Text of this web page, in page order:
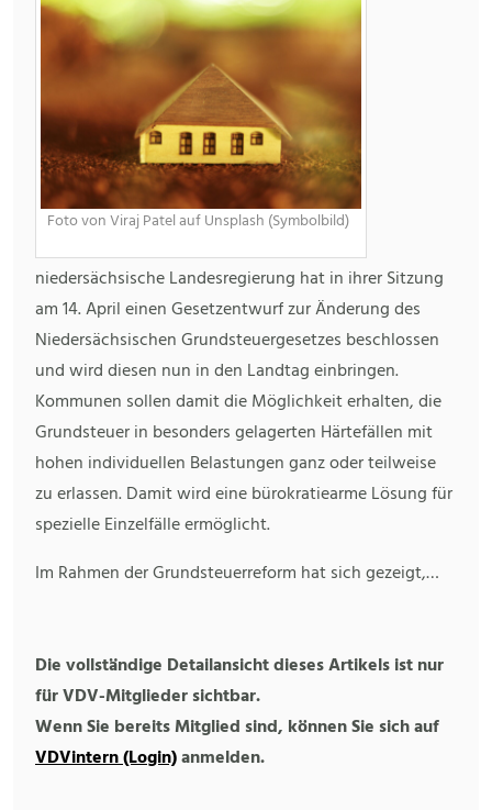
Foto von Viraj Patel auf Unsplash (Symbolbild)
niedersächsische Landesregierung hat in ihrer Sitzung
am 14. April einen Gesetzentwurf zur Änderung des
Niedersächsischen Grundsteuergesetzes beschlossen
und wird diesen nun in den Landtag einbringen.
Kommunen sollen damit die Möglichkeit erhalten, die
Grundsteuer in besonders gelagerten Härtefällen mit
hohen individuellen Belastungen ganz oder teilweise
zu erlassen. Damit wird eine bürokratiearme Lösung für
spezielle Einzelfälle ermöglicht.
Im Rahmen der Grundsteuerreform hat sich gezeigt,…
Die vollständige Detailansicht dieses Artikels ist nur
für VDV-Mitglieder sichtbar.
Wenn Sie bereits Mitglied sind, können Sie sich auf
VDVintern (Login)anmelden.